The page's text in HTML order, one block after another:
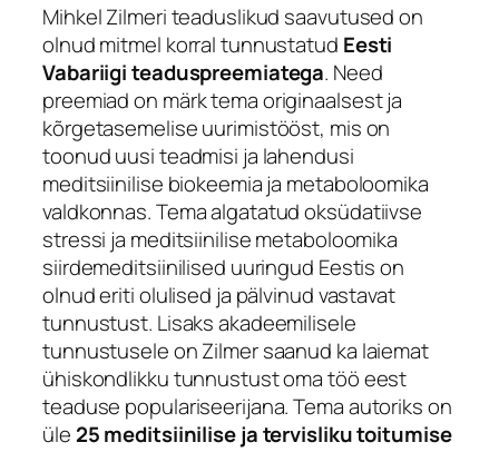
Mihkel Zilmeri teaduslikud saavutused on
olnud mitmel korral tunnustatud Eesti
Vabariigi teaduspreemiatega. Need
preemiad on märk tema originaalsest ja
kõrgetasemelise uurimistööst, mis on
toonud uusi teadmisi ja lahendusi
meditsiinilise biokeemia ja metaboloomika
valdkonnas. Tema algatatud oksüdatiivse
stressi ja meditsiinilise metaboloomika
siirdemeditsiinilised uuringud Eestis on
olnud eriti olulised ja pälvinud vastavat
tunnustust. Lisaks akadeemilisele
tunnustusele on Zilmer saanud ka laiemat
ühiskondlikku tunnustust oma töö eest
teaduse populariseerijana. Tema autoriks on
üle 25 meditsiinilise ja tervisliku toitumise